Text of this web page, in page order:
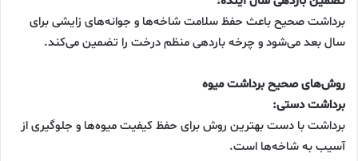
برداشت صحیح باعث حفظ سلامت شاخه‌ها و جوانه‌های زایشی برای
سال بعد می‌شود و چرخه باردهی منظم درخت را تضمین می‌کند.
روش‌های صحیح برداشت میوه
برداشت دستی:
برداشت با دست بهترین روش برای حفظ کیفیت میوه‌ها و جلوگیری از
آسیب به شاخه‌ها است.